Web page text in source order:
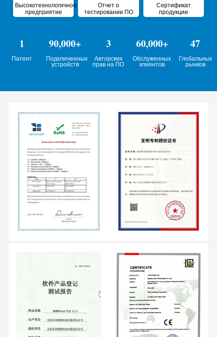
Высокотехнологичное
предприятие
Отчет о
тестировании ПО
Сертификат
продукции
1
Патент
90,000+
Подключенных
устройств
3
Авторских
прав на ПО
60,000+
Обслуженных
клиентов
47
Глобальных
рынков